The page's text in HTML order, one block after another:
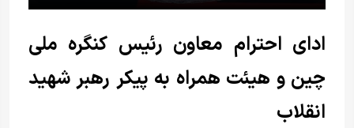
ادای احترام معاون رئیس کنگره ملی
چین و هیئت همراه به پیکر رهبر شهید
انقلاب